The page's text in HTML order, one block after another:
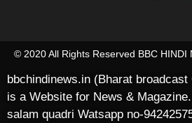
© 2020 All Rights Reserved BBC HINDI
bbchindinews.in (Bharat
is a Website for News &
salam quadri Watsapp no-